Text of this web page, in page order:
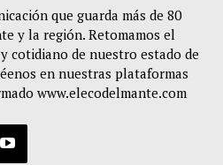
que guarda más de 80
y la región. Retomamos el
cotidiano de nuestro estado de
en nuestras plataformas
www.elecodelmante.com